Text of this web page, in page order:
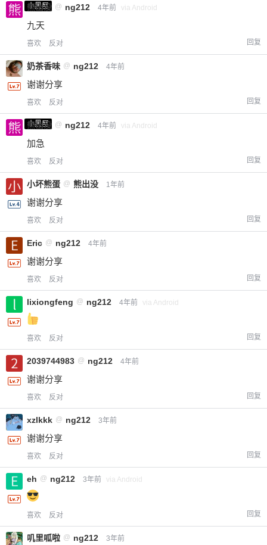
小黑屋
熊出没 @ ng212 4年前 via Android
九天
喜欢 反对 回复
奶茶香味 @ ng212 4年前
谢谢分享
喜欢 反对 回复
小黑屋
熊出没 @ ng212 4年前 via Android
加急
喜欢 反对 回复
小坏熊蛋 @ 熊出没 1年前
谢谢分享
喜欢 反对 回复
Eric @ ng212 4年前
谢谢分享
喜欢 反对 回复
lixiongfeng @ ng212 4年前 via Android
喜欢 反对 回复
2039744983 @ ng212 4年前
谢谢分享
喜欢 反对 回复
xzlkkk @ ng212 3年前
谢谢分享
喜欢 反对 回复
eh @ ng212 3年前 via Android
喜欢 反对 回复
叽里呱啦 @ ng212 3年前